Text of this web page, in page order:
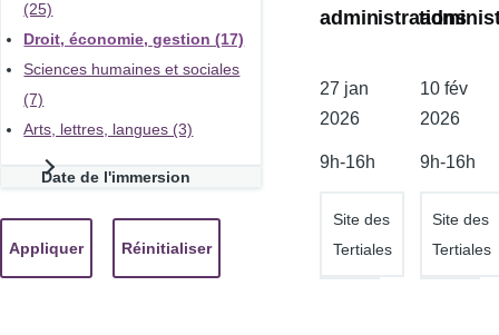
(25)
Droit, économie, gestion (17)
Sciences humaines et sociales
(7)
Arts, lettres, langues (3)
Date de l'immersion
administrations
Date
de
27 jan
2026
9h-16h
Site des
Tertiales
Date
de
10 fév
2026
9h-16h
Site des
Tertiales